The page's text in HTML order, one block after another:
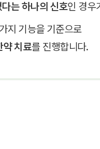
다는 하나의 신호인 경우
지 기능을 기준으로
약 치료를 진행합니다.